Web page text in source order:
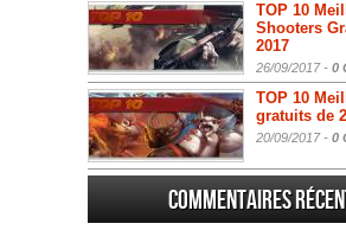
TOP 10
Shooters
2017
26/09/2017 - 0
TOP 10
gratuits de
20/09/2017 - 0
Commentaires